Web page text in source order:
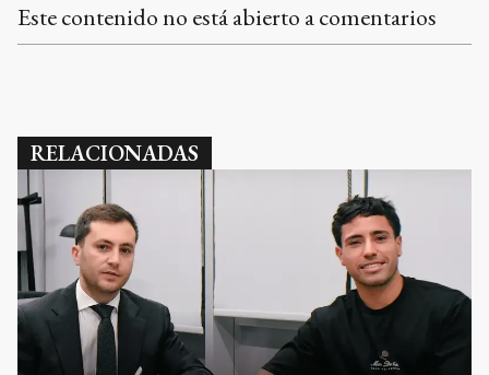
Este contenido no está abierto a comentarios
RELACIONADAS